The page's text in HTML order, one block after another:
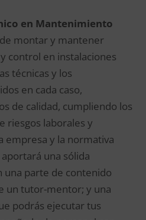
en Mantenimiento
montar y mantener
control en instalaciones
técnicas y los
en cada caso,
de calidad, cumpliendo los
riesgos laborales y
empresa y la normativa
una sólida
una parte de contenido
un tutor-mentor; y una
podrás ejecutar tus